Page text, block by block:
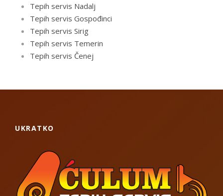
Tepih servis Nadalj
Tepih servis Gospođinci
Tepih servis Sirig
Tepih servis Temerin
Tepih servis Čenej
UKRATKO